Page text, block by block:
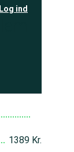
Log ind
1389 Kr.